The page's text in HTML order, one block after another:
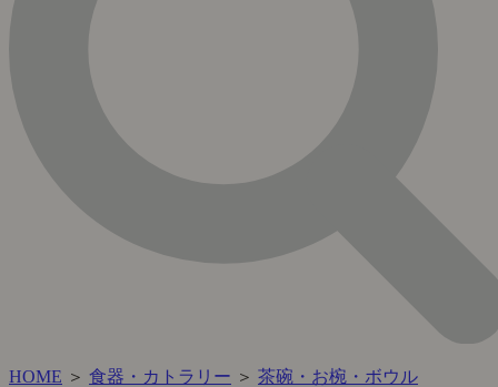
HOME ＞ 食器・カトラリー ＞ 茶碗・お椀・ボウル